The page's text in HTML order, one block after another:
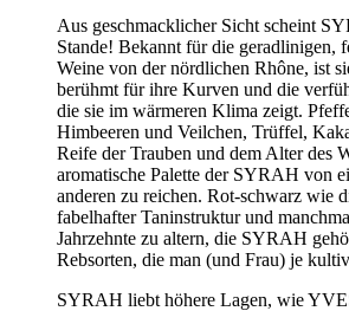
Aus geschmacklicher Sicht scheint
Stande! Bekannt für die geradlinigen,
Weine von der nördlichen Rhône, ist
berühmt für ihre Kurven und die
die sie im wärmeren Klima zeigt.
Himbeeren und Veilchen, Trüffel,
Reife der Trauben und dem Alter des
aromatische Palette der SYRAH von
anderen zu reichen. Rot-schwarz wie
fabelhafter Taninstruktur und
Jahrzehnte zu altern, die SYRAH
Rebsorten, die man (und Frau) je
SYRAH liebt höhere Lagen, wie